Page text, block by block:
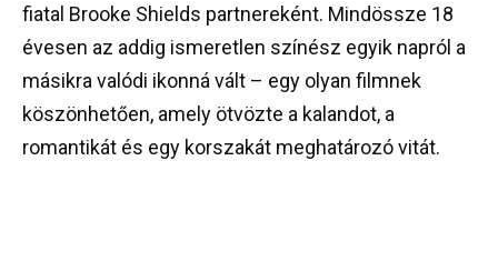
fiatal Brooke Shields partnereként. Mindössze 18
évesen az addig ismeretlen színész egyik napról a
másikra valódi ikonná vált – egy olyan filmnek
köszönhetően, amely ötvözte a kalandot, a
romantikát és egy korszakát meghatározó vitát.